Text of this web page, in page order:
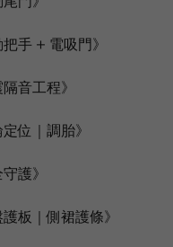
手 + 電吸門》
音工程》
位｜調胎》
護》
板｜側裙護條》